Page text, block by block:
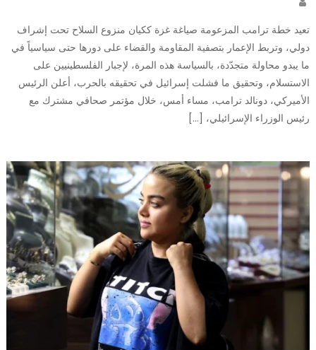
تعيد خطة ترامب المزعومة صياغة غزة ككيان منزوع السلاح تحت إشراف
دولي، وتربط الإعمار بتصفية المقاومة والقضاء على دورها حتى سياسياً في
ما يبدو محاولة متجدّدة، بالسياسة هذه المرة، لإجبار الفلسطينيين على
الاستسلام، وتحقيق ما فشلت إسرائيل في تحقيقه بالحرب، أعلن الرئيس
الأميركي، دونالد ترامب، مساء أمس، خلال مؤتمر صحافي مشترك مع
رئيس الوزراء الإسرائيلي، […]